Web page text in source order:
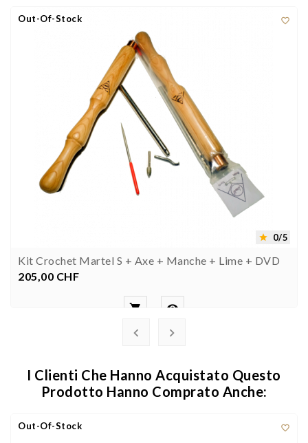

 0/5
Out-Of-Stock
Kit Crochet Martel S + Axe + Manche + Lime + DVD
Prezzo
205,00 CHF
 
 
I Clienti Che Hanno Acquistato Questo
Prodotto Hanno Comprato Anche:

Out-Of-Stock